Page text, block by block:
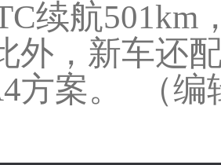
续航501km
外，新车还
方案。 （编